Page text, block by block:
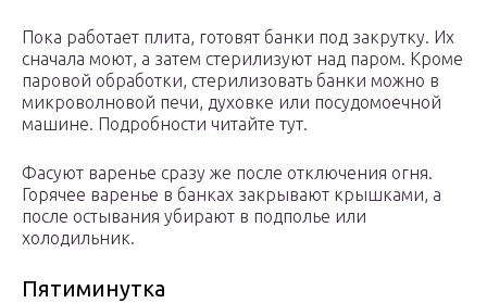
Пока работает плита, готовят банки под закрутку. Их
сначала моют, а затем стерилизуют над паром. Кроме
паровой обработки, стерилизовать банки можно в
микроволновой печи, духовке или посудомоечной
машине. Подробности читайте тут.
Фасуют варенье сразу же после отключения огня.
Горячее варенье в банках закрывают крышками, а
после остывания убирают в подполье или
холодильник.
Пятиминутка